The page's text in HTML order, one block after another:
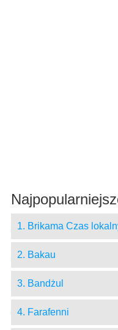
1. Brikama Czas
2. Bakau
3. Bandżul
4. Farafenni